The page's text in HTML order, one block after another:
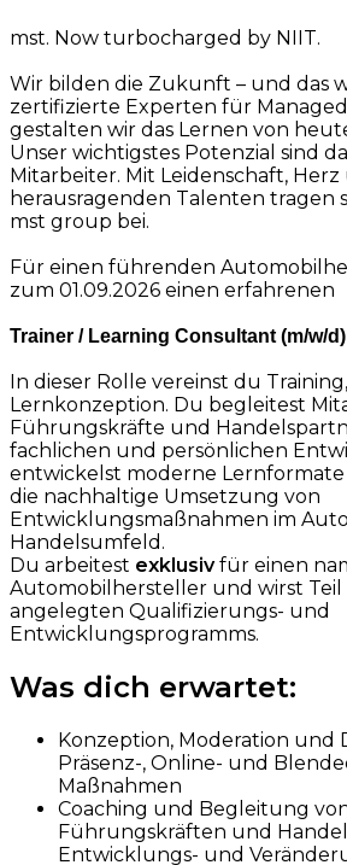
mst. Now turbocharged by NIIT.
Wir bilden die Zukunft – und das
zertifizierte Experten für
gestalten wir das Lernen von
Unser wichtigstes Potenzial sind
Mitarbeiter. Mit Leidenschaft, Herz
herausragenden Talenten tragen
mst group bei.
Für einen führenden
zum 01.09.2026 einen erfahrenen
Trainer / Learning Consultant (m/w/d)
In dieser Rolle vereinst du
Lernkonzeption. Du begleitest
Führungskräfte und
fachlichen und persönlichen
entwickelst moderne
die nachhaltige Umsetzung von
Entwicklungsmaßnahmen im
Handelsumfeld.
Du arbeitest exklusivfür einen
Automobilhersteller und wirst Teil
angelegten Qualifizierungs- und
Entwicklungsprogramms.
Was dich erwartet:
Konzeption, Moderation
Präsenz-, Online- und
Maßnahmen
Coaching und Begleitung
Führungskräften und
Entwicklungs- und